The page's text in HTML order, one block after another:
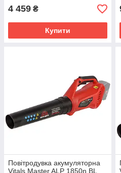
4 459 ₴
Купити
Повітродувка акумуляторна
Vitals Master ALP 1850n BL